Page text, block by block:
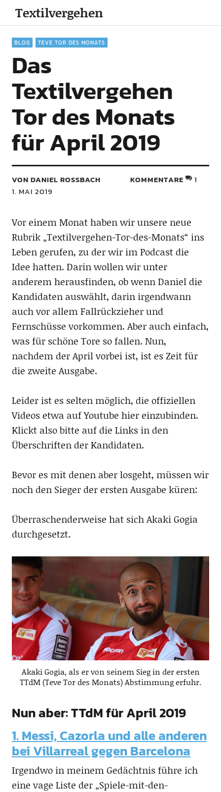
Textilvergehen
BLOG TEVE TOR DES MONATS
Das
Textilvergehen
Tor des Monats
für April 2019
VON DANIEL ROSSBACH
1. MAI 2019
KOMMENTARE 1
Vor einem Monat haben wir unsere neue
Rubrik „Textilvergehen-Tor-des-Monats“ ins
Leben gerufen, zu der wir im Podcast die
Idee hatten. Darin wollen wir unter
anderem herausfinden, ob wenn Daniel die
Kandidaten auswählt, darin irgendwann
auch vor allem Fallrückzieher und
Fernschüsse vorkommen. Aber auch einfach,
was für schöne Tore so fallen. Nun,
nachdem der April vorbei ist, ist es Zeit für
die zweite Ausgabe.
Leider ist es selten möglich, die offiziellen
Videos etwa auf Youtube hier einzubinden.
Klickt also bitte auf die Links in den
Überschriften der Kandidaten.
Bevor es mit denen aber losgeht, müssen wir
noch den Sieger der ersten Ausgabe küren:
Überraschenderweise hat sich Akaki Gogia
durchgesetzt.
Akaki Gogia, als er von seinem Sieg in der ersten
TTdM (Teve Tor des Monats) Abstimmung erfuhr.
Nun aber: TTdM für April 2019
1. Messi, Cazorla und alle anderen
bei Villarreal gegen Barcelona
Irgendwo in meinem Gedächtnis führe ich
eine vage Liste der „Spiele-mit-den-